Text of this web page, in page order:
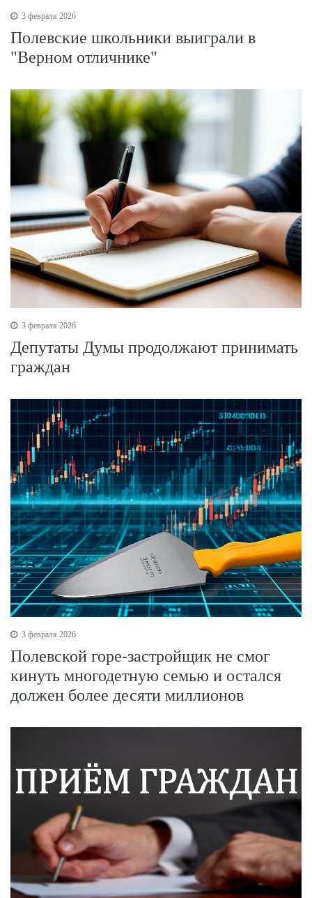
3 февраля 2026
Полевские школьники выиграли в
"Верном отличнике"
3 февраля 2026
Депутаты Думы продолжают принимать
граждан
3 февраля 2026
Полевской горе-застройщик не смог
кинуть многодетную семью и остался
должен более десяти миллионов